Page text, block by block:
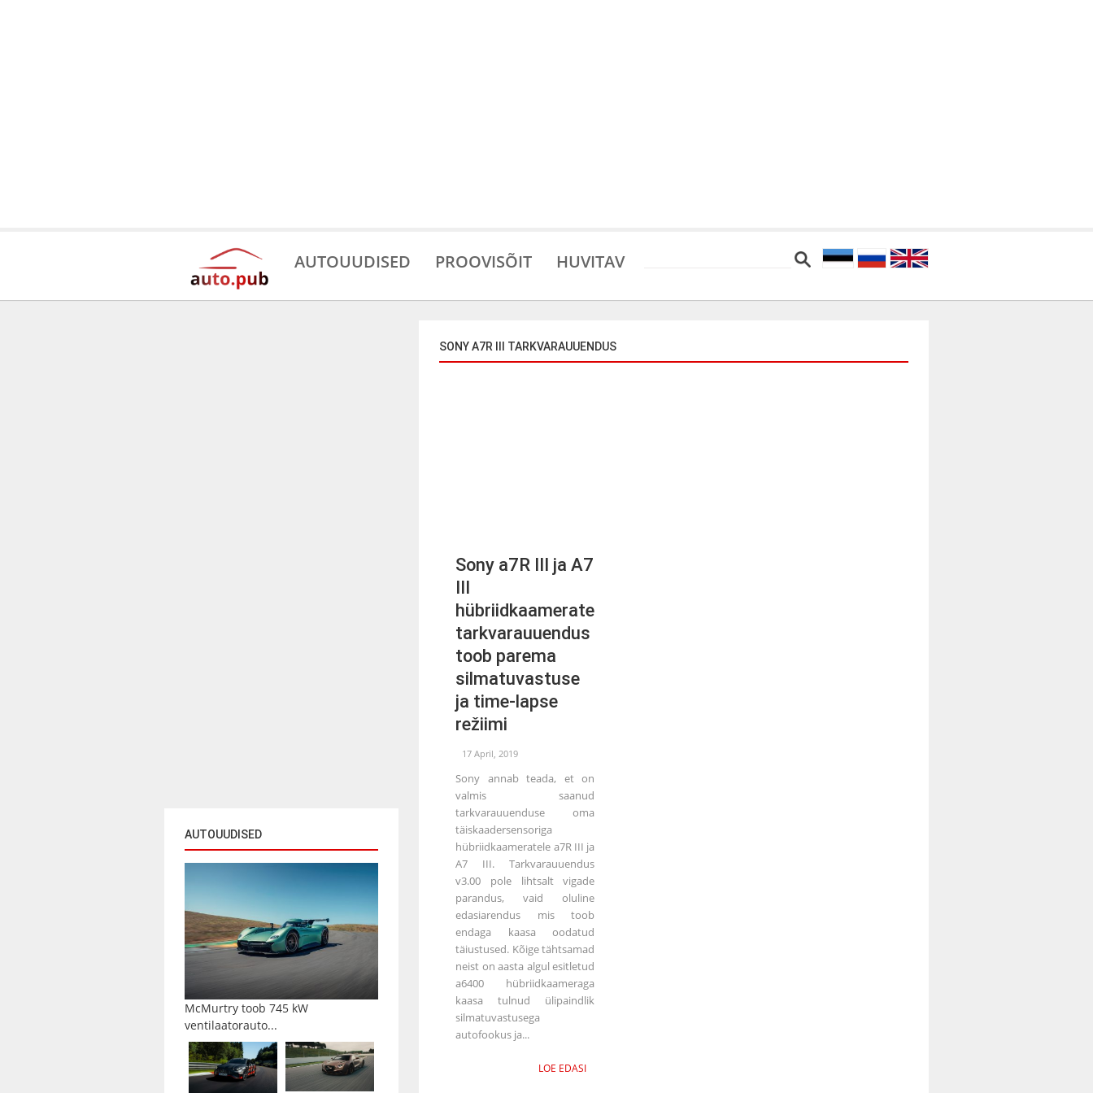
AUTOUUDISED PROOVISÕIT HUVITAV
AUTOUUDISED
McMurtry toob 745 kW
ventilaatorauto...
SONY A7R III TARKVARAUUENDUS
Sony a7R III ja A7
III
hübriidkaamerate
tarkvarauuendus
toob parema
silmatuvastuse
ja time-lapse
režiimi
17 April, 2019
Sony annab teada, et on
valmis saanud
tarkvarauuenduse oma
täiskaadersensoriga
hübriidkaameratele a7R III ja
A7 III. Tarkvarauuendus
v3.00 pole lihtsalt vigade
parandus, vaid oluline
edasiarendus mis toob
endaga kaasa oodatud
täiustused. Kõige tähtsamad
neist on aasta algul esitletud
a6400 hübriidkaameraga
kaasa tulnud ülipaindlik
silmatuvastusega
autofookus ja...
LOE EDASI